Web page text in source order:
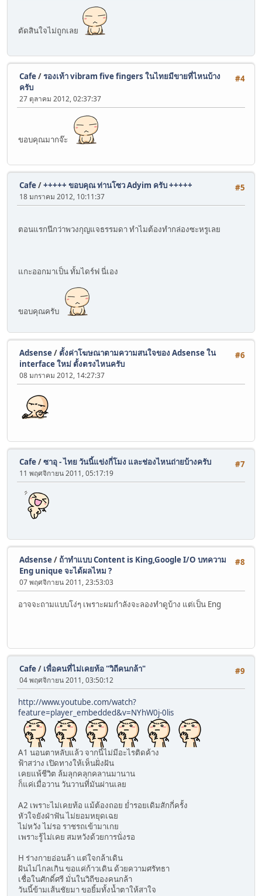
ตัดสินใจไม่ถูกเลย
#4
Cafe/รองเท้า vibram five fingers ในไทยมีขายที่ไหนบ้าง
ครับ
27 ตุลาคม 2012, 02:37:37
ขอบคุณมากจ๊ะ
#5
Cafe/+++++ ขอบคุณ ท่านโซว Adyim ครับ +++++
18 มกราคม 2012, 10:11:37
ตอนแรกนึกว่าพวงกุญแจธรรมดา ทำไมต้องทำกล่องซะหรูเลย
แกะออกมาเป็น ทั้มไดร์ฟ นี่เอง
ขอบคุณครับ
#6
Adsense/ ตั้งค่าโฆษณาตามความสนใจของ Adsense ใน
interface ใหม่ ตั้งตรงไหนครับ
08 มกราคม 2012, 14:27:37
#7
Cafe/ซาอุ - ไทย วันนี้แข่งกี่โมง และช่องไหนถ่ายบ้างครับ
11 พฤศจิกายน 2011, 05:17:19
#8
Adsense/ ถ้าทำแบบ Content is King,Google I/O บทความ
Eng unique จะได้ผลไหม ?
07 พฤศจิกายน 2011, 23:53:03
อาจจะถามแบบโง่ๆ เพราะผมกำลังจะลองทำดูบ้าง แต่เป็น Eng
#9
Cafe/ เพื่อคนที่ไม่เคยท้อ "วิถีคนกล้า"
04 พฤศจิกายน 2011, 03:50:12
http://www.youtube.com/watch?
feature=player_embedded&v=NYhW0j-0lis
A1 นอนตาหลับแล้ว จากนี้ไม่มีอะไรติดค้าง
ฟ้าสว่าง เปิดทางให้เห็นฝั่งฝัน
เคยแพ้ชีวิต ล้มลุกคลุกคลานมานาน
ก็แค่เมื่อวาน วันวานที่มันผ่านเลย
A2 เพราะไม่เคยท้อ แม้ต้องถอย ย่ำรอยเดิมสักกี่ครั้ง
หัวใจยังฝ่าฟัน ไม่ยอมหยุดเฉย
ไม่หวัง ไม่รอ ราชรถเข้ามาเกย
เพราะรู้ไม่เคย สมหวังด้วยการนั่งรอ
H ร่างกายอ่อนล้า แต่ใจกล้าเดิน
ฝันไม่ไกลเกิน ขอแค่ก้าวเดิน ด้วยความศรัทธา
เชื่อในศักดิ์ศรี มั่นในวิถีของคนกล้า
วันนี้ข้ามเส้นชัยมา ขอยิ้มทั้งน้ำตาให้สาใจ